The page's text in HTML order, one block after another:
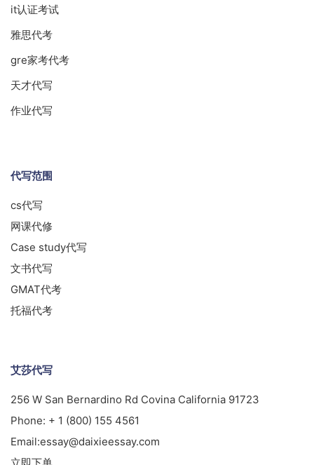
it认证考试
雅思代考
gre家考代考
天才代写
作业代写
代写范围
cs代写
网课代修
Case study代写
文书代写
GMAT代考
托福代考
艾莎代写
256 W San Bernardino Rd Covina California 91723
Phone: + 1 (800) 155 4561
Email:essay@daixieessay.com